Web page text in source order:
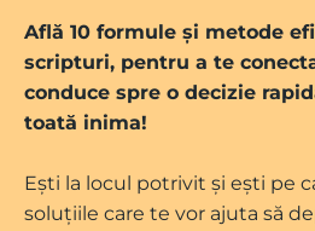
Află 10 formule și metode
scripturi, pentru a te
conduce spre o decizie
toată inima!
Ești la locul potrivit și ești pe
soluțiile care te vor ajuta să